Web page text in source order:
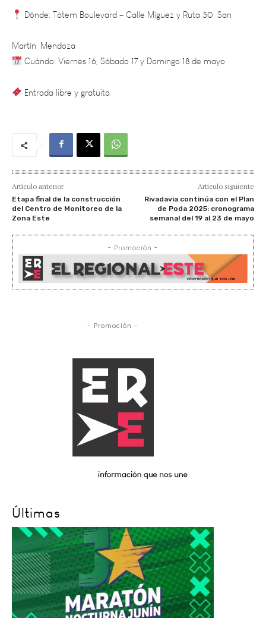
Martín, Mendoza
Cuándo: Viernes 16, Sábado 17 y Domingo 18 de mayo
Entrada libre y gratuita
Artículo anterior
Etapa final de la construcción
del Centro de Monitoreo de la
Zona Este
Artículo siguiente
Rivadavia continúa con el Plan
de Poda 2025: cronograma
semanal del 19 al 23 de mayo
- Promoción -
- Promoción -
Últimas